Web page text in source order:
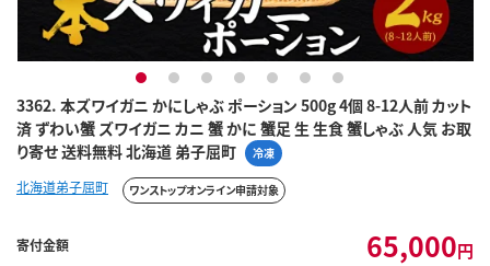
3362. 本ズワイガニ かにしゃぶ ポーション 500g 4個 8-12人前 カット
済 ずわい蟹 ズワイガニ カニ 蟹 かに 蟹足 生 生食 蟹しゃぶ 人気 お取
り寄せ 送料無料 北海道 弟子屈町
冷凍
1 2 3 4 5 6 7
北海道弟子屈町 ワンストップオンライン申請対象
寄付金額 65,000円